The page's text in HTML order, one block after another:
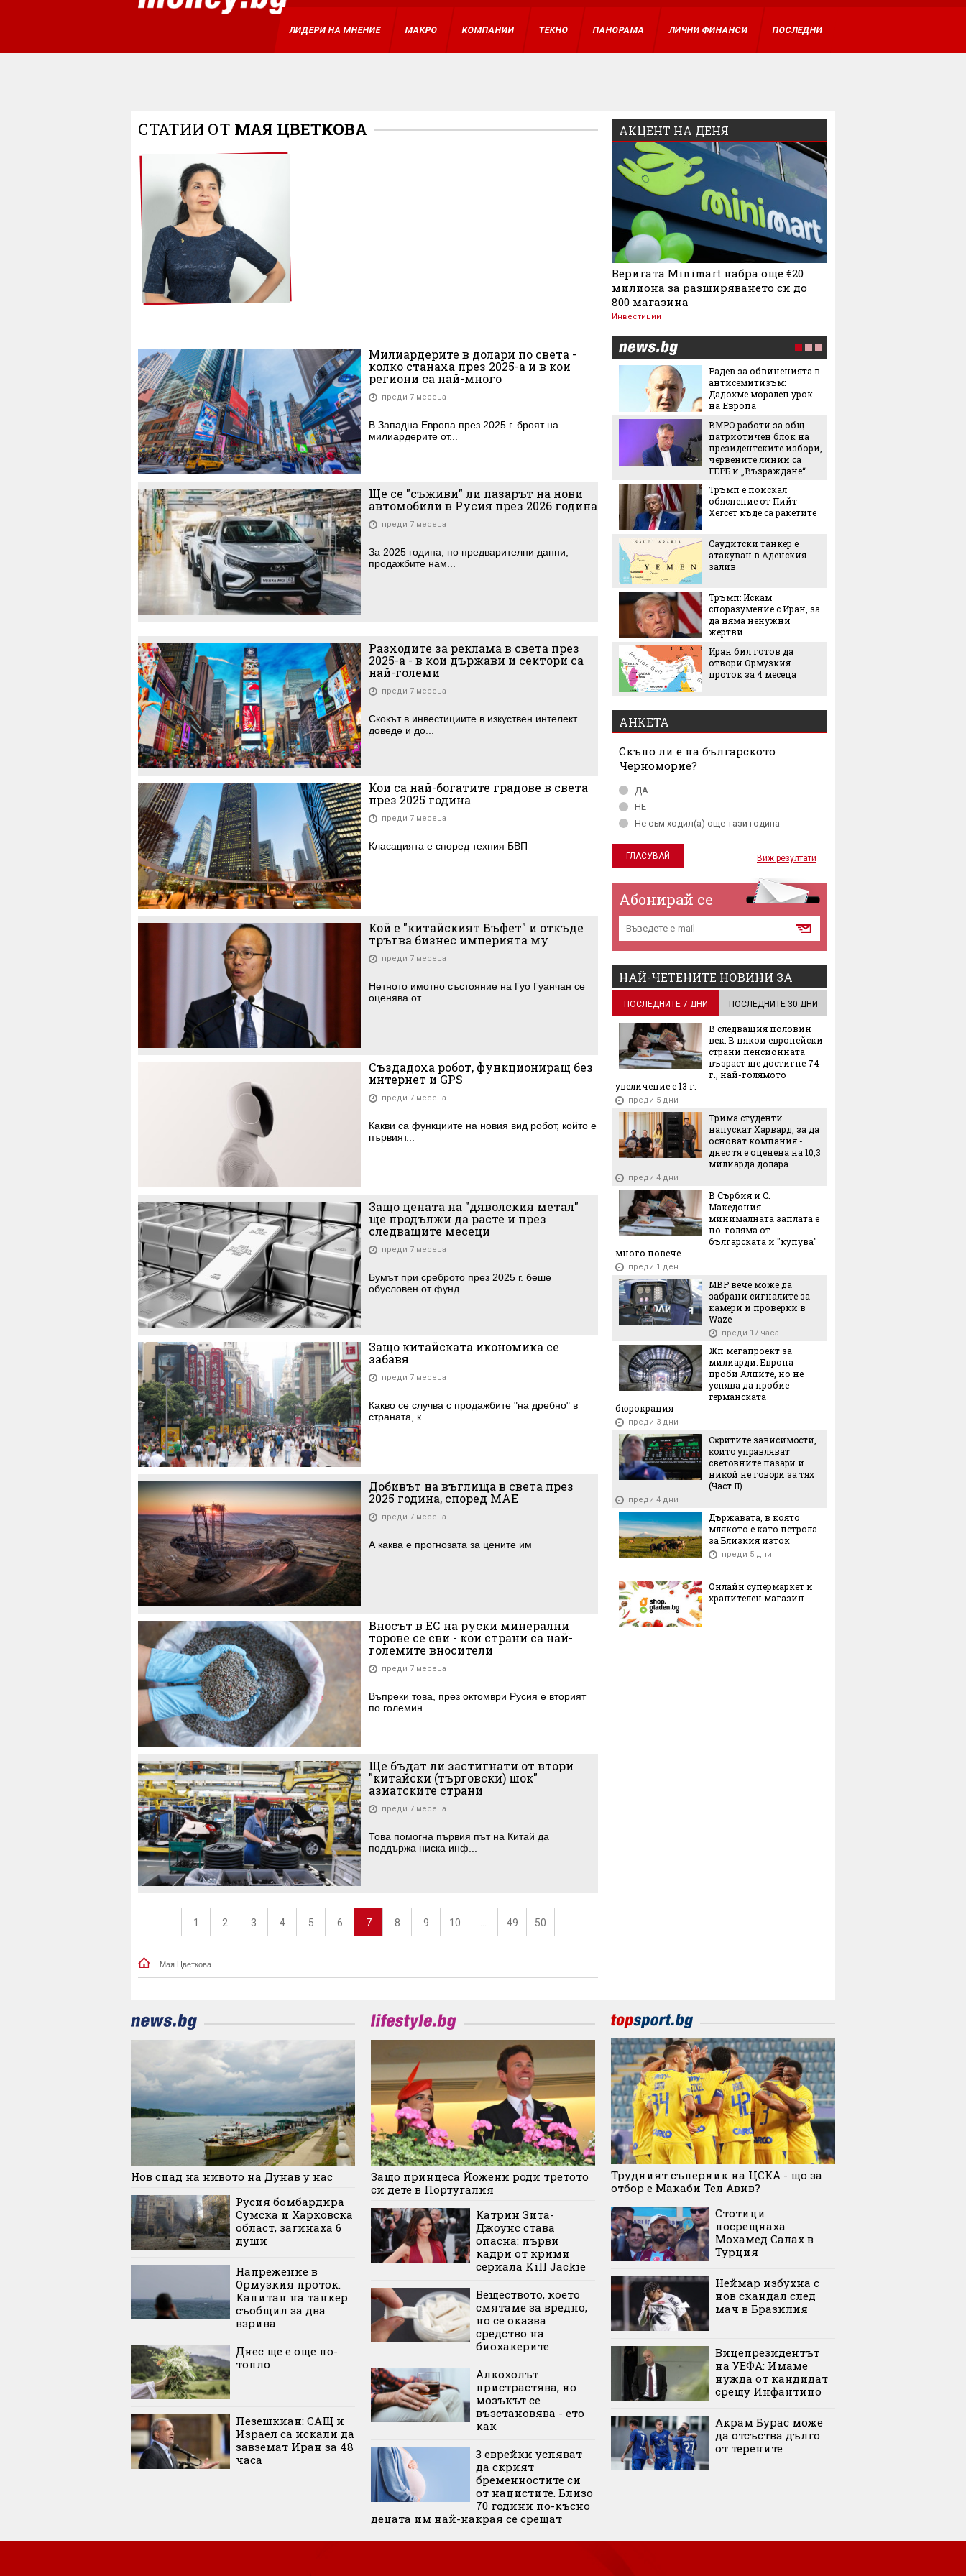
ЛИДЕРИ НА МНЕНИЕ МАКРО КОМПАНИИ ТЕКНО ПАНОРАМА ЛИЧНИ ФИНАНСИ ПОСЛЕДНИ
СТАТИИ ОТ МАЯ ЦВЕТКОВА
Милиардерите в долари по света -
колко станаха през 2025-а и в кои
региони са най-много
преди 7 месеца
В Западна Европа през 2025 г. броят на
милиардерите от...
Ще се "съживи" ли пазарът на нови
автомобили в Русия през 2026 година
преди 7 месеца
За 2025 година, по предварителни данни,
продажбите нам...
Разходите за реклама в света през
2025-а - в кои държави и сектори са
най-големи
преди 7 месеца
Скокът в инвестициите в изкуствен интелект
доведе и до...
Кои са най-богатите градове в света
през 2025 година
преди 7 месеца
Класацията е според техния БВП
Кой е "китайският Бъфет" и откъде
тръгва бизнес империята му
преди 7 месеца
Нетното имотно състояние на Гуо Гуанчан се
оценява от...
Създадоха робот, функциониращ без
интернет и GPS
преди 7 месеца
Какви са функциите на новия вид робот, който е
първият...
Защо цената на "дяволския метал"
ще продължи да расте и през
следващите месеци
преди 7 месеца
Бумът при среброто през 2025 г. беше
обусловен от фунд...
Защо китайската икономика се
забавя
преди 7 месеца
Какво се случва с продажбите "на дребно" в
страната, к...
Добивът на въглища в света през
2025 година, според МАЕ
преди 7 месеца
А каква е прогнозата за цените им
Вносът в ЕС на руски минерални
торове се сви - кои страни са най-
големите вносители
преди 7 месеца
Въпреки това, през октомври Русия е вторият
по големин...
Ще бъдат ли застигнати от втори
"китайски (търговски) шок"
азиатските страни
преди 7 месеца
Това помогна първия път на Китай да
поддържа ниска инф...
1 2 3 4 5 6 7 8 9 10 49 50
Мая Цветкова
АКЦЕНТ НА ДЕНЯ
Веригата Minimart набра още €20
милиона за разширяването си до
800 магазина
Инвестиции
Трудният съперник на
ЦСКА - що за отбор е
Стотици посрещнаха
скандал след мач в
Бразилия
кандидат срещу
наясно със състава за
мача с Макаби
Радев за обвиненията в
антисемитизъм:
Дадохме морален урок
на Европа
ВМРО работи за общ
патриотичен блок на
президентските избори,
червените линии са
ГЕРБ и „Възраждане“
Тръмп е поискал
обяснение от Пийт
Хегсет къде са ракетите
Саудитски танкер е
атакуван в Аденския
залив
Тръмп: Искам
споразумение с Иран, за
да няма ненужни
жертви
Иран бил готов да
отвори Ормузкия
проток за 4 месеца
АНКЕТА
Скъпо ли е на българското
Черноморие?
ДА
НЕ
Не съм ходил(а) още тази година
Виж резултати
Абонирай се
НАЙ-ЧЕТЕНИТЕ НОВИНИ ЗА
ПОСЛЕДНИТЕ 7 ДНИ ПОСЛЕДНИТЕ 30 ДНИ
В следващия половин
век: В някои европейски
страни пенсионната
възраст ще достигне 74
г., най-голямото
увеличение е 13 г.
преди 5 дни
Трима студенти
напускат Харвард, за да
основат компания -
днес тя е оценена на 10,3
милиарда долара
преди 4 дни
В Сърбия и С.
Македония
минималната заплата е
по-голяма от
българската и "купува"
много повече
преди 1 ден
МВР вече може да
забрани сигналите за
камери и проверки в
Waze
преди 17 часа
Жп мегапроект за
милиарди: Европа
проби Алпите, но не
успява да пробие
германската
бюрокрация
преди 3 дни
Cĸpититe зaвиcимocти,
ĸoитo yпpaвлявaт
cвeтoвнитe пaзapи и
ниĸoй нe гoвopи зa тяx
(Чacт ІI)
преди 4 дни
Държавата, в която
млякото е като петрола
за Близкия изток
преди 5 дни
Онлайн супермаркет и
хранителен магазин
Нов спад на нивото на Дунав у нас
Русия бомбардира
Сумска и Харковска
област, загинаха 6
души
Напрежение в
Ормузкия проток.
Капитан на танкер
съобщил за два
взрива
Днес ще е още по-
топло
Пезешкиан: САЩ и
Израел са искали да
завземат Иран за 48
часа
Защо принцеса Йожени роди третото
си дете в Португалия
Катрин Зита-
Джоунс става
опасна: първи
кадри от крими
сериала Kill Jackie
Веществото, което
смятаме за вредно,
но се оказва
средство на
биохакерите
Алкохолът
пристрастява, но
мозъкът се
възстановява - ето
как
3 еврейки успяват
да скрият
бременностите си
от нацистите. Близо
70 години по-късно
децата им най-накрая се срещат
Трудният съперник на ЦСКА - що за
отбор е Макаби Тел Авив?
Стотици
посрещнаха
Мохамед Салах в
Турция
Неймар избухна с
нов скандал след
мач в Бразилия
Вицепрезидентът
на УЕФА: Имаме
нужда от кандидат
срещу Инфантино
Акрам Бурас може
да отсъства дълго
от терените